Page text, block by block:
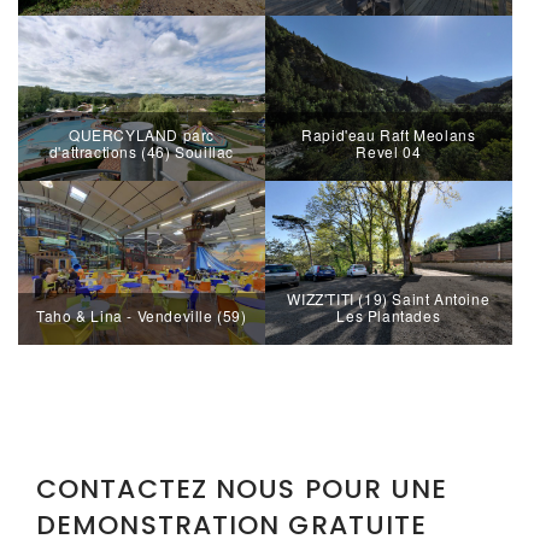
QUERCYLAND parc
d'attractions (46) Souillac
Rapid'eau Raft Meolans
Revel 04
Taho & Lina - Vendeville (59)
WIZZ'TITI (19) Saint Antoine
Les Plantades
CONTACTEZ NOUS POUR UNE
DEMONSTRATION GRATUITE